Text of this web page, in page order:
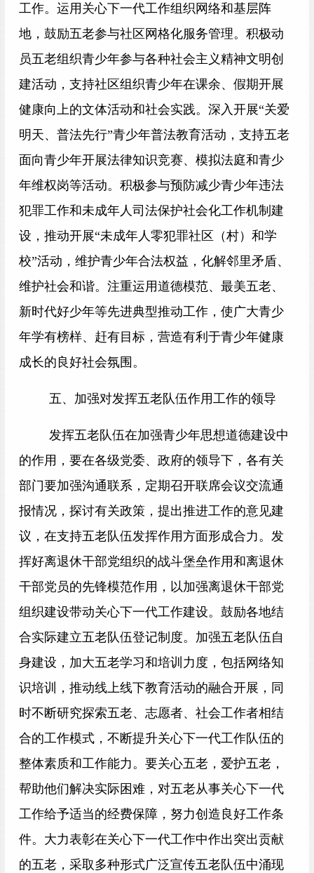
工作。运用关心下一代工作组织网络和基层阵
地，鼓励五老参与社区网格化服务管理。积极动
员五老组织青少年参与各种社会主义精神文明创
建活动，支持社区组织青少年在课余、假期开展
健康向上的文体活动和社会实践。深入开展“关爱
明天、普法先行”青少年普法教育活动，支持五老
面向青少年开展法律知识竞赛、模拟法庭和青少
年维权岗等活动。积极参与预防减少青少年违法
犯罪工作和未成年人司法保护社会化工作机制建
设，推动开展“未成年人零犯罪社区（村）和学
校”活动，维护青少年合法权益，化解邻里矛盾、
维护社会和谐。注重运用道德模范、最美五老、
新时代好少年等先进典型推动工作，使广大青少
年学有榜样、赶有目标，营造有利于青少年健康
成长的良好社会氛围。
五、加强对发挥五老队伍作用工作的领导
发挥五老队伍在加强青少年思想道德建设中
的作用，要在各级党委、政府的领导下，各有关
部门要加强沟通联系，定期召开联席会议交流通
报情况，探讨有关政策，提出推进工作的意见建
议，在支持五老队伍发挥作用方面形成合力。发
挥好离退休干部党组织的战斗堡垒作用和离退休
干部党员的先锋模范作用，以加强离退休干部党
组织建设带动关心下一代工作建设。鼓励各地结
合实际建立五老队伍登记制度。加强五老队伍自
身建设，加大五老学习和培训力度，包括网络知
识培训，推动线上线下教育活动的融合开展，同
时不断研究探索五老、志愿者、社会工作者相结
合的工作模式，不断提升关心下一代工作队伍的
整体素质和工作能力。要关心五老，爱护五老，
帮助他们解决实际困难，对五老从事关心下一代
工作给予适当的经费保障，努力创造良好工作条
件。大力表彰在关心下一代工作中作出突出贡献
的五老，采取多种形式广泛宣传五老队伍中涌现